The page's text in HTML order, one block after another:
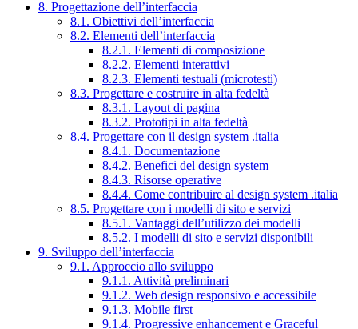
8. Progettazione dell’interfaccia
8.1. Obiettivi dell’interfaccia
8.2. Elementi dell’interfaccia
8.2.1. Elementi di composizione
8.2.2. Elementi interattivi
8.2.3. Elementi testuali (microtesti)
8.3. Progettare e costruire in alta fedeltà
8.3.1. Layout di pagina
8.3.2. Prototipi in alta fedeltà
8.4. Progettare con il design system .italia
8.4.1. Documentazione
8.4.2. Benefici del design system
8.4.3. Risorse operative
8.4.4. Come contribuire al design system .italia
8.5. Progettare con i modelli di sito e servizi
8.5.1. Vantaggi dell’utilizzo dei modelli
8.5.2. I modelli di sito e servizi disponibili
9. Sviluppo dell’interfaccia
9.1. Approccio allo sviluppo
9.1.1. Attività preliminari
9.1.2. Web design responsivo e accessibile
9.1.3. Mobile first
9.1.4. Progressive enhancement e Graceful